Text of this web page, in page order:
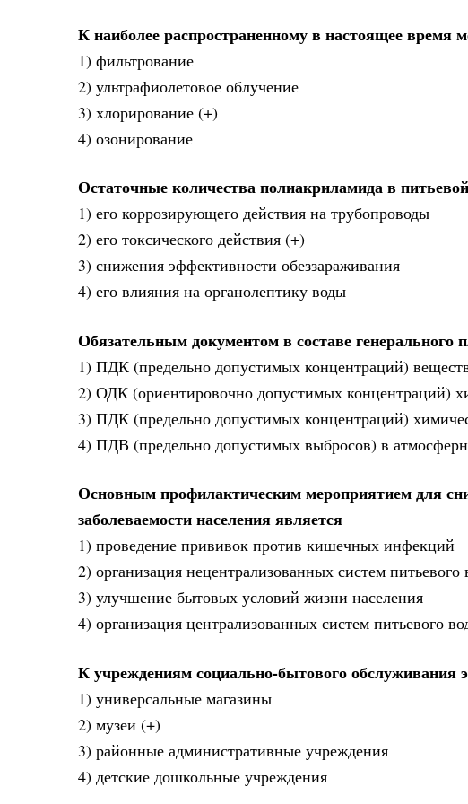
К наиболее распространенному в настоящее время
1) фильтрование
2) ультрафиолетовое облучение
3) хлорирование (+)
4) озонирование
Остаточные количества полиакриламида в
1) его коррозирующего действия на трубопроводы
2) его токсического действия (+)
3) снижения эффективности обеззараживания
4) его влияния на органолептику воды
Обязательным документом в составе генерального
1) ПДК (предельно допустимых концентраций)
2) ОДК (ориентировочно допустимых концентраций)
3) ПДК (предельно допустимых концентраций)
4) ПДВ (предельно допустимых выбросов) в
Основным профилактическим мероприятием для
заболеваемости населения является
1) проведение прививок против кишечных инфекций
2) организация нецентрализованных систем питьевого
3) улучшение бытовых условий жизни населения
4) организация централизованных систем питьевого
К учреждениям социально-бытового обслуживания
1) универсальные магазины
2) музеи (+)
3) районные административные учреждения
4) детские дошкольные учреждения